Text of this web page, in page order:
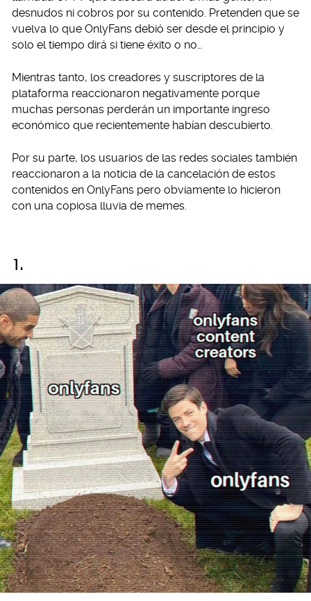
desnudos ni cobros por su contenido. Pretenden que se
vuelva lo que OnlyFans debió ser desde el principio y
solo el tiempo dirá si tiene éxito o no…
Mientras tanto, los creadores y suscriptores de la
plataforma reaccionaron negativamente porque
muchas personas perderán un importante ingreso
económico que recientemente habían descubierto.
Por su parte, los usuarios de las redes sociales también
reaccionaron a la noticia de la cancelación de estos
contenidos en OnlyFans pero obviamente lo hicieron
con una copiosa lluvia de memes.
1.